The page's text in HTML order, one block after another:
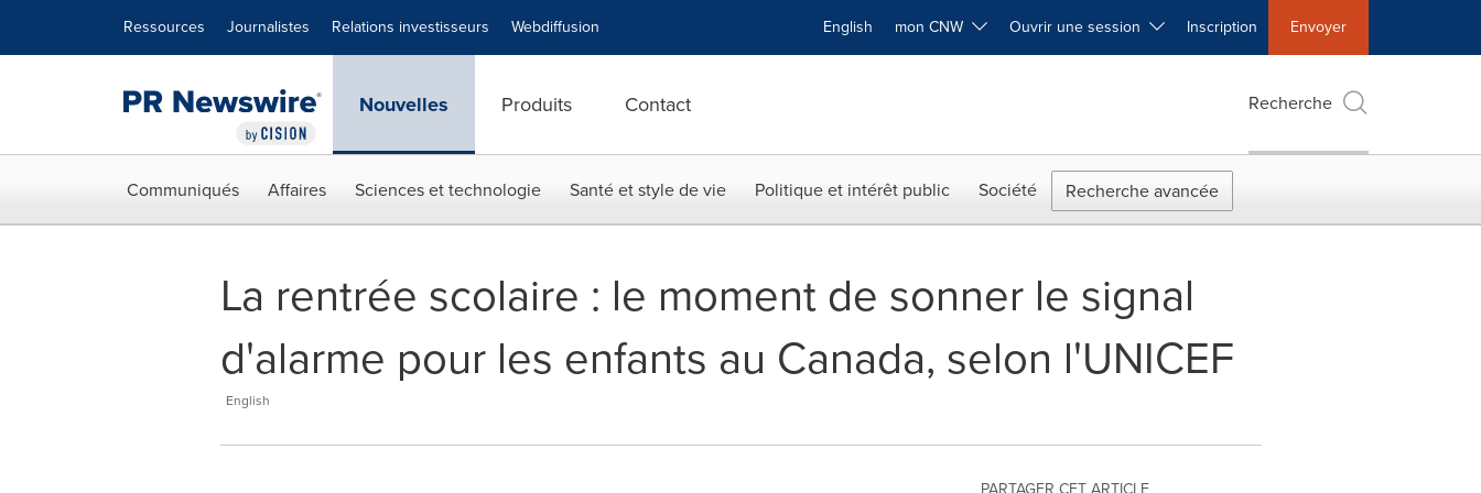
Ressources Journalistes Relations investisseurs Webdiffusion English mon CNW Ouvrir une session Inscription Envoyer
Nouvelles Produits Contact Recherche
Communiqués Affaires Sciences et technologie Santé et style de vie Politique et intérêt public Société Recherche avancée
La rentrée scolaire : le moment de sonner le signal
d'alarme pour les enfants au Canada, selon l'UNICEF
English